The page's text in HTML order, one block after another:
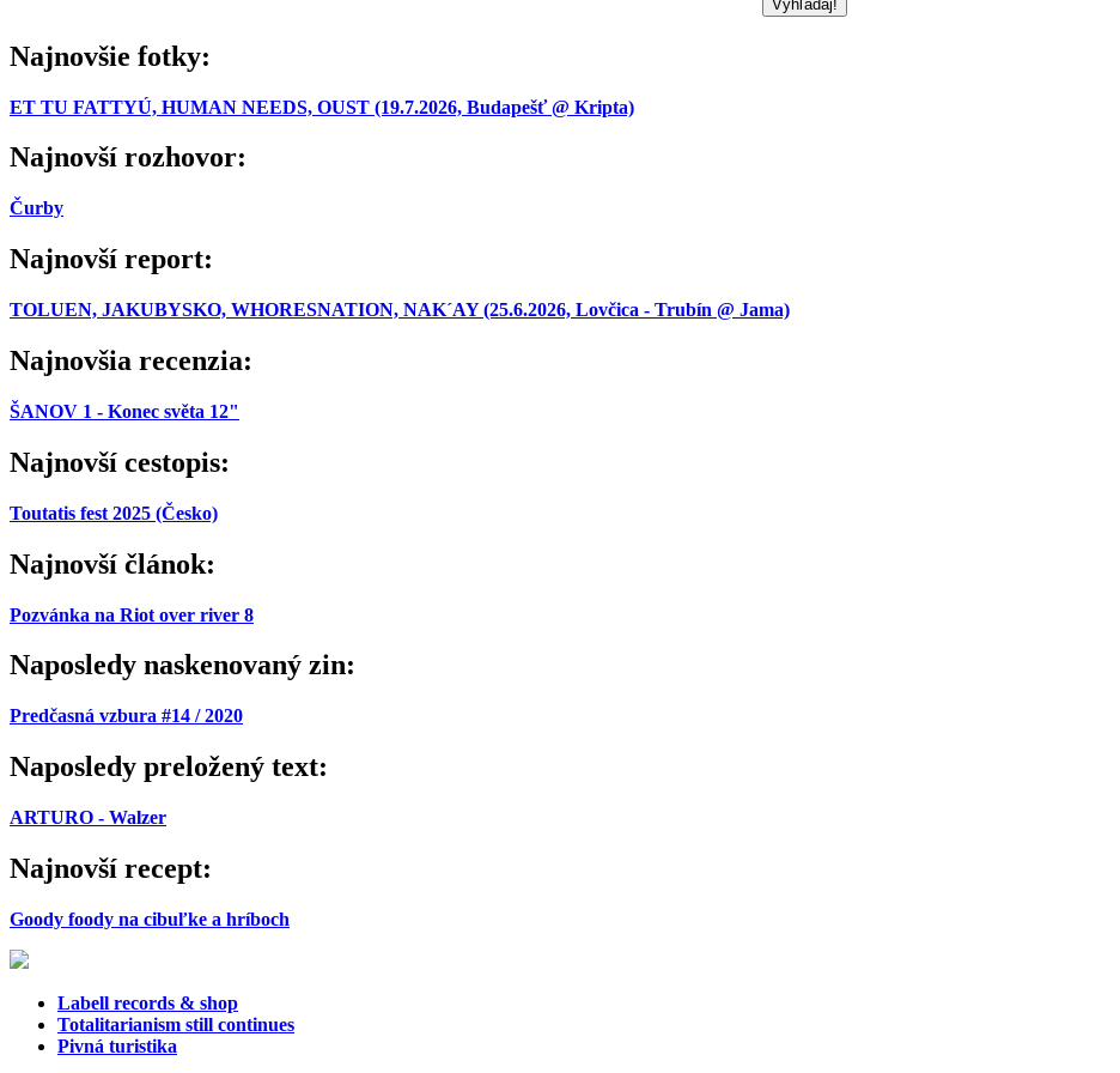
Najnovšie fotky:
ET TU FATTYÚ, HUMAN NEEDS, OUST (19.7.2026, Budapešť @ Kripta)
Najnovší rozhovor:
Čurby
Najnovší report:
TOLUEN, JAKUBYSKO, WHORESNATION, NAK´AY (25.6.2026, Lovčica - Trubín @ Jama)
Najnovšia recenzia:
ŠANOV 1 - Konec světa 12"
Najnovší cestopis:
Toutatis fest 2025 (Česko)
Najnovší článok:
Pozvánka na Riot over river 8
Naposledy naskenovaný zin:
Predčasná vzbura #14 / 2020
Naposledy preložený text:
ARTURO - Walzer
Najnovší recept:
Goody foody na cibuľke a hríboch
Labell records & shop
Totalitarianism still continues
Pivná turistika